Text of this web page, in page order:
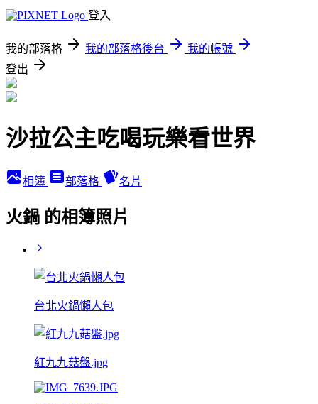
登入
我的部落格 我的部落格後台
我的帳號
登出
沙拉公主吃喝玩樂看世界
相簿 部落格 名片
火鍋 的相簿照片
台北火鍋懶人包
紅九九菇盤.jpg